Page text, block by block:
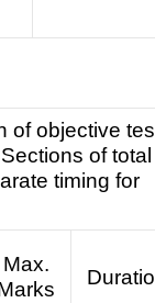
of objective
of total
timing for
Max.